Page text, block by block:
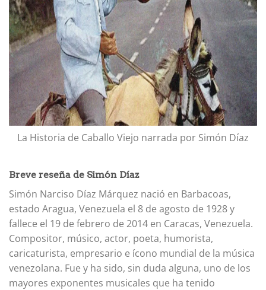
La Historia de Caballo Viejo narrada por Simón Díaz
Breve reseña de Simón Díaz
Simón Narciso Díaz Márquez nació en Barbacoas,
estado Aragua, Venezuela el 8 de agosto de 1928 y
fallece el 19 de febrero de 2014 en Caracas, Venezuela.
Compositor, músico, actor, poeta, humorista,
caricaturista, empresario e ícono mundial de la música
venezolana. Fue y ha sido, sin duda alguna, uno de los
mayores exponentes musicales que ha tenido